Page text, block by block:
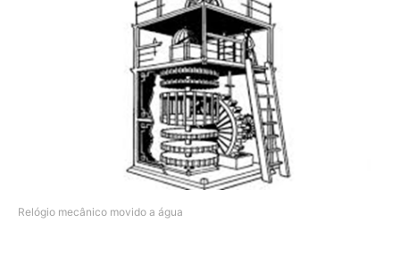
Relógio mecânico movido a água